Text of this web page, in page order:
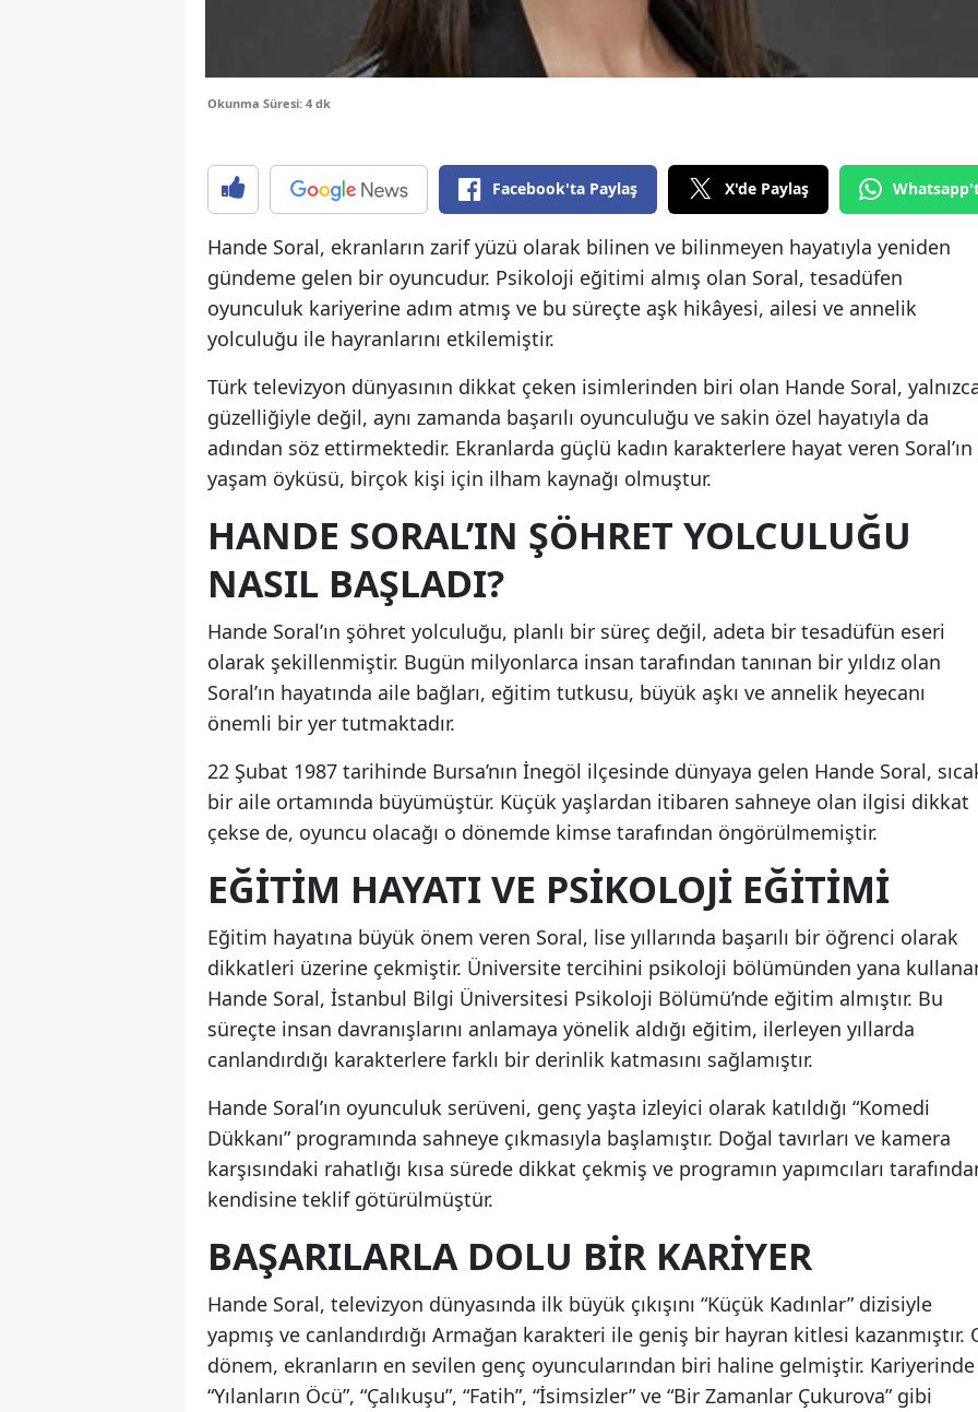
Diyarbakır
Erzincan
Eskişehir
Gaziantep
Gümüşhane
Hakkari
Isparta
İstanbul
Kastamonu
Kayseri
Kırşehir
Kocaeli
Konya
Kütahya
Manisa
Kahramanmaraş
Muğla
Muş
Nevşehir
Niğde
Okunma Süresi: 4 dk
Facebook'ta Paylaş X'de Paylaş
Hande Soral, ekranların zarif yüzü olarak bilinen ve bilinmeyen hayatıyla yeniden
gündeme gelen bir oyuncudur. Psikoloji eğitimi almış olan Soral, tesadüfen
oyunculuk kariyerine adım atmış ve bu süreçte aşk hikâyesi, ailesi ve annelik
yolculuğu ile hayranlarını etkilemiştir.
Türk televizyon dünyasının dikkat çeken isimlerinden biri olan Hande Soral,
güzelliğiyle değil, aynı zamanda başarılı oyunculuğu ve sakin özel hayatıyla da
adından söz ettirmektedir. Ekranlarda güçlü kadın karakterlere hayat veren Soral’ın
yaşam öyküsü, birçok kişi için ilham kaynağı olmuştur.
HANDE SORAL’IN ŞÖHRET YOLCULUĞU
NASIL BAŞLADI?
Hande Soral’ın şöhret yolculuğu, planlı bir süreç değil, adeta bir tesadüfün eseri
olarak şekillenmiştir. Bugün milyonlarca insan tarafından tanınan bir yıldız olan
Soral’ın hayatında aile bağları, eğitim tutkusu, büyük aşkı ve annelik heyecanı
önemli bir yer tutmaktadır.
22 Şubat 1987 tarihinde Bursa’nın İnegöl ilçesinde dünyaya gelen Hande Soral,
bir aile ortamında büyümüştür. Küçük yaşlardan itibaren sahneye olan ilgisi dikkat
çekse de, oyuncu olacağı o dönemde kimse tarafından öngörülmemiştir.
EĞITIM HAYATI VE PSIKOLOJI EĞITIMI
Eğitim hayatına büyük önem veren Soral, lise yıllarında başarılı bir öğrenci olarak
dikkatleri üzerine çekmiştir. Üniversite tercihini psikoloji bölümünden yana
Hande Soral, İstanbul Bilgi Üniversitesi Psikoloji Bölümü’nde eğitim almıştır. Bu
süreçte insan davranışlarını anlamaya yönelik aldığı eğitim, ilerleyen yıllarda
canlandırdığı karakterlere farklı bir derinlik katmasını sağlamıştır.
Hande Soral’ın oyunculuk serüveni, genç yaşta izleyici olarak katıldığı “Komedi
Dükkanı” programında sahneye çıkmasıyla başlamıştır. Doğal tavırları ve kamera
karşısındaki rahatlığı kısa sürede dikkat çekmiş ve programın yapımcıları
kendisine teklif götürülmüştür.
BAŞARILARLA DOLU BIR KARIYER
Hande Soral, televizyon dünyasında ilk büyük çıkışını “Küçük Kadınlar” dizisiyle
yapmış ve canlandırdığı Armağan karakteri ile geniş bir hayran kitlesi kazanmıştır.
dönem, ekranların en sevilen genç oyuncularından biri haline gelmiştir. Kariyerinde
“Yılanların Öcü”, “Çalıkuşu”, “Fatih”, “İsimsizler” ve “Bir Zamanlar Çukurova” gibi